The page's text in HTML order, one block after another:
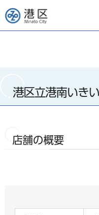
港区
港区立港南いき
店舗の概要